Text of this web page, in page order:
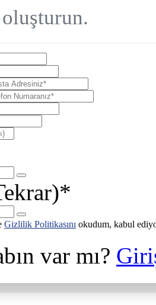
Gizlilik Politikasını okudum, kabul
var mı?